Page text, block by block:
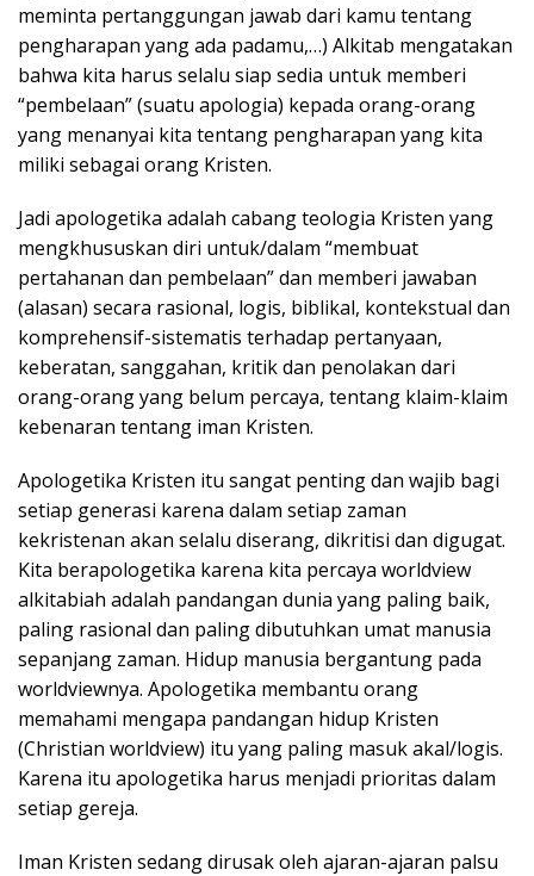
meminta pertanggungan jawab dari kamu tentang
pengharapan yang ada padamu,…) Alkitab mengatakan
bahwa kita harus selalu siap sedia untuk memberi
“pembelaan” (suatu apologia) kepada orang-orang
yang menanyai kita tentang pengharapan yang kita
miliki sebagai orang Kristen.
Jadi apologetika adalah cabang teologia Kristen yang
mengkhususkan diri untuk/dalam “membuat
pertahanan dan pembelaan” dan memberi jawaban
(alasan) secara rasional, logis, biblikal, kontekstual dan
komprehensif-sistematis terhadap pertanyaan,
keberatan, sanggahan, kritik dan penolakan dari
orang-orang yang belum percaya, tentang klaim-klaim
kebenaran tentang iman Kristen.
Apologetika Kristen itu sangat penting dan wajib bagi
setiap generasi karena dalam setiap zaman
kekristenan akan selalu diserang, dikritisi dan digugat.
Kita berapologetika karena kita percaya worldview
alkitabiah adalah pandangan dunia yang paling baik,
paling rasional dan paling dibutuhkan umat manusia
sepanjang zaman. Hidup manusia bergantung pada
worldviewnya. Apologetika membantu orang
memahami mengapa pandangan hidup Kristen
(Christian worldview) itu yang paling masuk akal/logis.
Karena itu apologetika harus menjadi prioritas dalam
setiap gereja.
Iman Kristen sedang dirusak oleh ajaran-ajaran palsu